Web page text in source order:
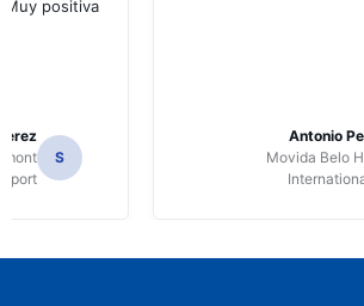
Antonio
Movida Belo
Muy positiva
S